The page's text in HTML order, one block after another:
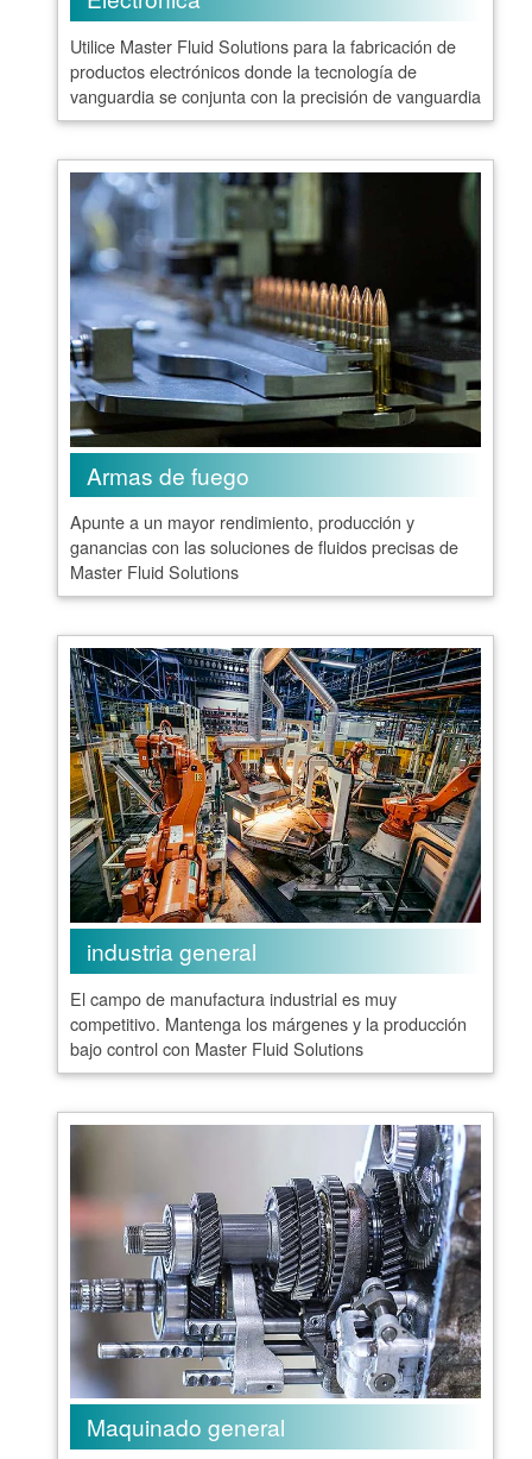
Utilice Master Fluid Solutions para la fabricación de
productos electrónicos donde la tecnología de
vanguardia se conjunta con la precisión de vanguardia
Armas de fuego
Apunte a un mayor rendimiento, producción y
ganancias con las soluciones de fluidos precisas de
Master Fluid Solutions
industria general
El campo de manufactura industrial es muy
competitivo. Mantenga los márgenes y la producción
bajo control con Master Fluid Solutions
Maquinado general